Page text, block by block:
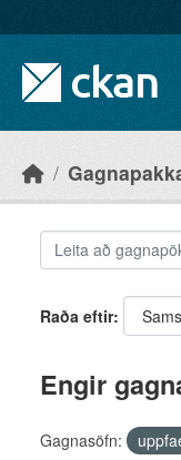
Raða eftir
Engir
Gagnasöfn: